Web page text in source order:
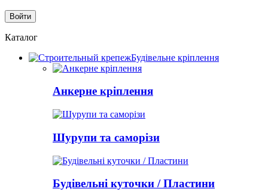
Каталог
Будівельне кріплення
Анкерне кріплення
Шурупи та саморізи
Будівельні куточки / Пластини